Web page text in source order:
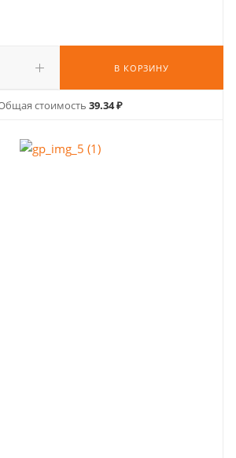
В КОРЗИНУ
стоимость 39.34 ₽